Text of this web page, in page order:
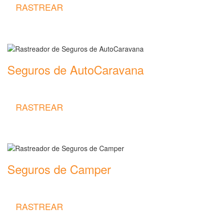
RASTREAR
Seguros de AutoCaravana
RASTREAR
Seguros de Camper
RASTREAR